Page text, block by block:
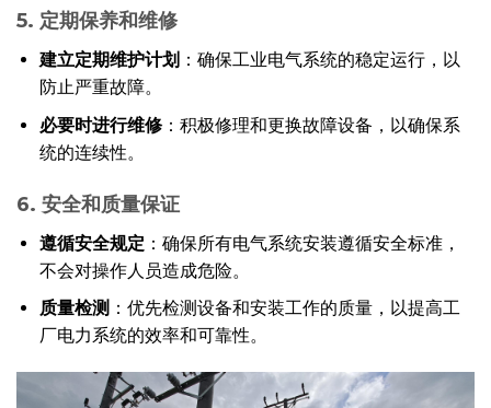
5. 定期保养和维修
建立定期维护计划 ：确保工业电气系统的稳定运行，以
防止严重故障。
必要时进行维修：积极修理和更换故障设备，以确保系
统的连续性。
6. 安全和质量保证
遵循安全规定 ：确保所有电气系统安装遵循安全标准，
不会对操作人员造成危险。
质量检测 ：优先检测设备和安装工作的质量，以提高工
厂电力系统的效率和可靠性。